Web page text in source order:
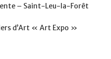
– Saint-Leu-la-Forêt
d’Art « Art Expo »